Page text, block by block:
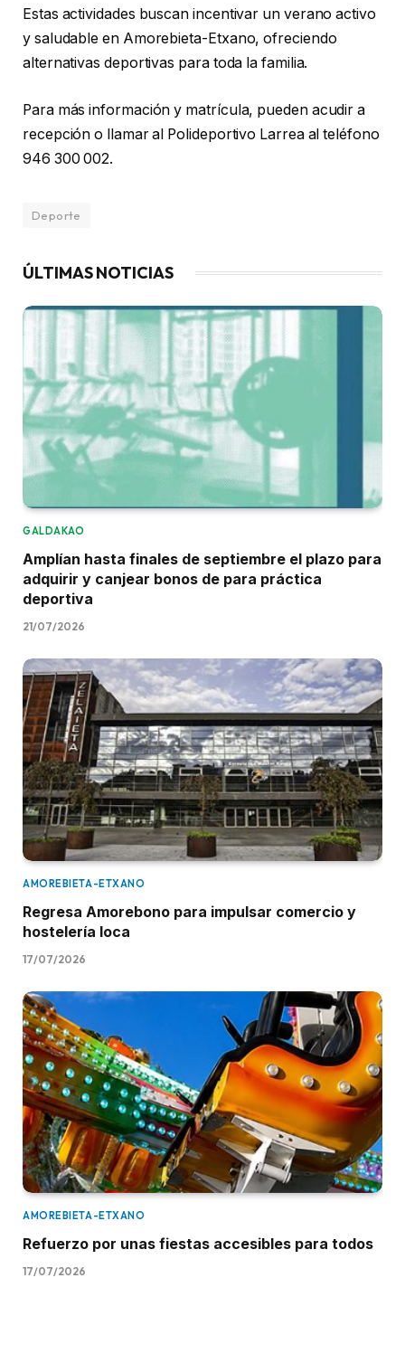
Estas actividades buscan incentivar un verano activo
y saludable en Amorebieta-Etxano, ofreciendo
alternativas deportivas para toda la familia.
Para más información y matrícula, pueden acudir a
recepción o llamar al Polideportivo Larrea al teléfono
946 300 002.
Deporte
ÚLTIMAS NOTICIAS
GALDAKAO
Amplían hasta finales de septiembre el plazo para
adquirir y canjear bonos de para práctica
deportiva
21/07/2026
AMOREBIETA-ETXANO
Regresa Amorebono para impulsar comercio y
hostelería loca
17/07/2026
AMOREBIETA-ETXANO
Refuerzo por unas fiestas accesibles para todos
17/07/2026